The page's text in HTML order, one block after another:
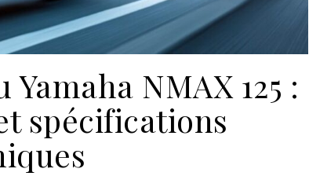
NMAX 125 :
spécifications